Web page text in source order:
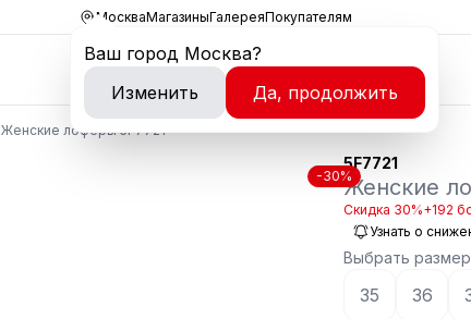
Москва
Ваш город Москва?
Изменить
Да, продолжить
МагазиныГалереяПокупателям
Женские лоферы 5F7721
-30%
5F7721
Женские
Скидка 30%+192
Узнать о
Выбрать размер
35 36